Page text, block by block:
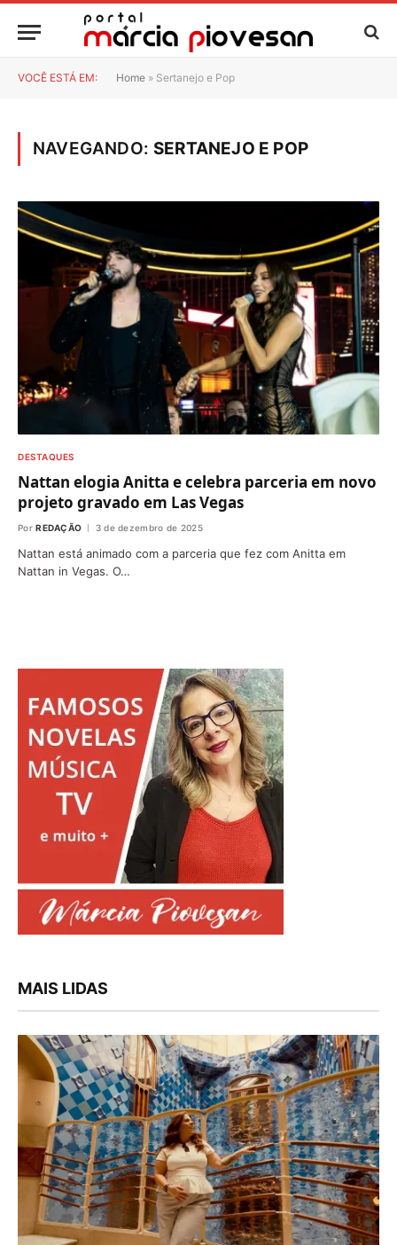
VOCÊ ESTÁ EM: Home » Sertanejo e Pop
NAVEGANDO: SERTANEJO E POP
DESTAQUES
Nattan elogia Anitta e celebra parceria em novo
projeto gravado em Las Vegas
Por REDAÇÃO 3 de dezembro de 2025
Nattan está animado com a parceria que fez com Anitta em
Nattan in Vegas. O…
MAIS LIDAS